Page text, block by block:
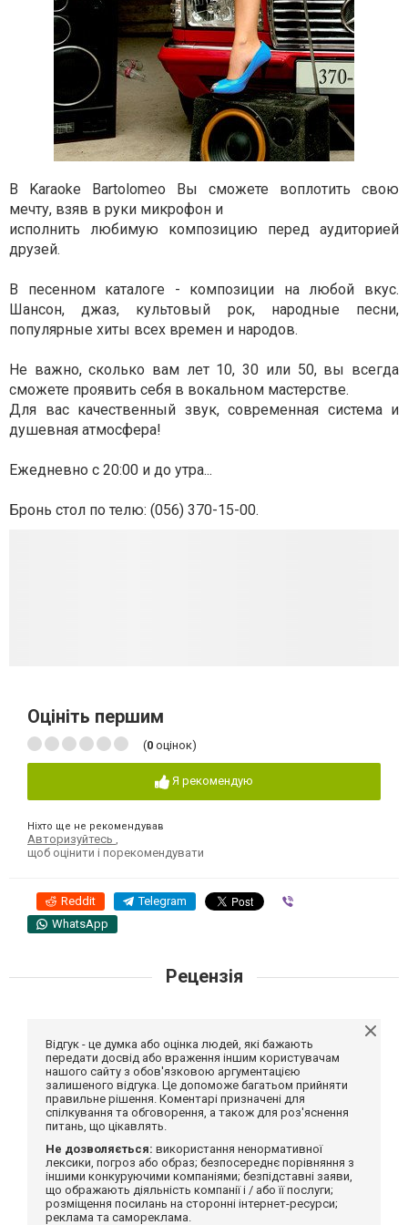
В Karaoke Bartolomeo Вы сможете воплотить свою
мечту, взяв в руки микрофон и
исполнить любимую композицию перед аудиторией
друзей.
В песенном каталоге - композиции на любой вкус.
Шансон, джаз, культовый рок, народные песни,
популярные хиты всех времен и народов.
Не важно, сколько вам лет 10, 30 или 50, вы всегда
сможете проявить себя в вокальном мастерстве.
Для вас качественный звук, современная система и
душевная атмосфера!
Ежедневно с 20:00 и до утра...
Бронь стол по телю: (056) 370-15-00.
Оцініть першим
(0 оцінок)
Я рекомендую
Ніхто ще не рекомендував
Авторизуйтесь
щоб оцінити і порекомендувати
Reddit Telegram
WhatsApp
Рецензія
Відгук - це думка або оцінка людей, які бажають
передати досвід або враження іншим користувачам
нашого сайту з обов'язковою аргументацією
залишеного відгука. Це допоможе багатьом прийняти
правильне рішення. Коментарі призначені для
спілкування та обговорення, а також для роз'яснення
питань, що цікавлять.
Не дозволяється: використання ненормативної
лексики, погроз або образ; безпосереднє порівняння з
іншими конкуруючими компаніями; безпідставні заяви,
що ображають діяльність компанії і / або її послуги;
розміщення посилань на сторонні інтернет-ресурси;
реклама та самореклама.